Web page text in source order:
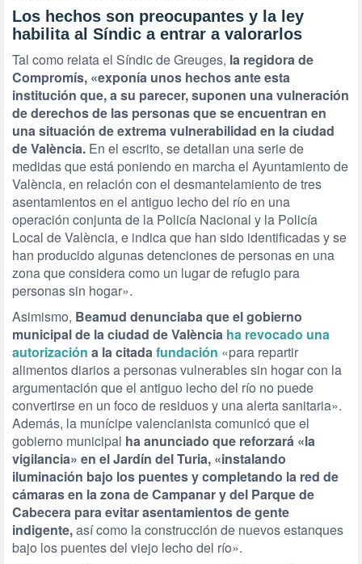
Los hechos son preocupantes y la ley
habilita al Síndic a entrar a valorarlos
Tal como relata el Síndic de Greuges, la regidora de
Compromís, «exponía unos hechos ante esta
institución que, a su parecer, suponen una vulneración
de derechos de las personas que se encuentran en
una situación de extrema vulnerabilidad en la ciudad
de València. En el escrito, se detallan una serie de
medidas que está poniendo en marcha el Ayuntamiento de
València, en relación con el desmantelamiento de tres
asentamientos en el antiguo lecho del río en una
operación conjunta de la Policía Nacional y la Policía
Local de València, e indica que han sido identificadas y se
han producido algunas detenciones de personas en una
zona que considera como un lugar de refugio para
personas sin hogar».
Asimismo, Beamud denunciaba que el gobierno
municipal de la ciudad de València ha revocado una
autorización a la citadafundación «para repartir
alimentos diarios a personas vulnerables sin hogar con la
argumentación que el antiguo lecho del río no puede
convertirse en un foco de residuos y una alerta sanitaria».
Además, la munícipe valencianista comunicó que el
gobierno municipal ha anunciado que reforzará «la
vigilancia» en el Jardín del Turia, «instalando
iluminación bajo los puentes y completando la red de
cámaras en la zona de Campanar y del Parque de
Cabecera para evitar asentamientos de gente
indigente,así como la construcción de nuevos estanques
bajo los puentes del viejo lecho del río».